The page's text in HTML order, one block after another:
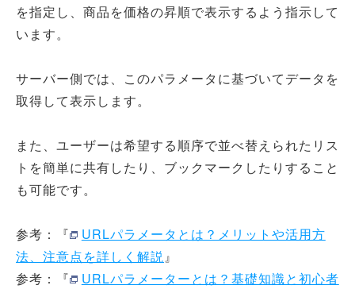
を指定し、商品を価格の昇順で表示するよう指示して
います。
サーバー側では、このパラメータに基づいてデータを
取得して表示します。
また、ユーザーは希望する順序で並べ替えられたリス
トを簡単に共有したり、ブックマークしたりすること
も可能です。
参考：『
URLパラメータとは？メリットや活用方
法、注意点を詳しく解説』
参考：『
URLパラメーターとは？基礎知識と初心者